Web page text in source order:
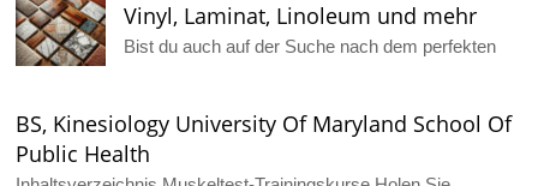
Vinyl, Laminat, Linoleum und mehr
Bist du auch auf der Suche nach dem perfekten
BS, Kinesiology University Of Maryland School Of
Public Health